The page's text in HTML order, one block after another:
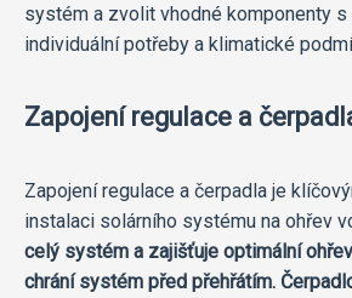
systém a zvolit vhodné komponenty s
individuální potřeby a klimatické
Zapojení regulace a
Zapojení regulace a čerpadla je
instalaci solárního systému na ohřev
celý systém a zajišťuje optimální
chrání systém před přehřátím.